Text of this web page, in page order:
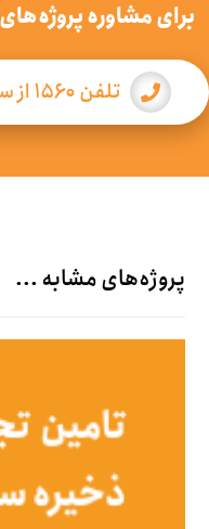
تلفن ۱۵۶۰ از سراسر کشور
پروژه‌های مشابه ...